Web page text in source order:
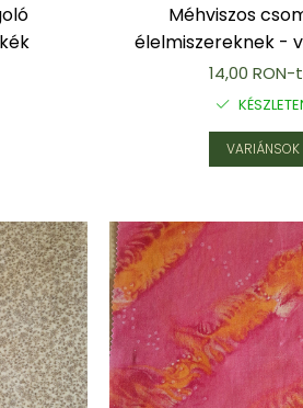
Méhviszos
élelmiszereknek -
14,00 RON-
VARIÁNSOK